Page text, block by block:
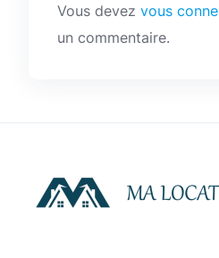
Vous devez vous
un commentaire.